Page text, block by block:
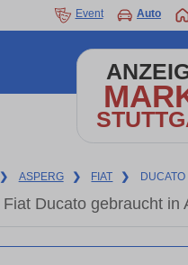
Event Auto
❯ ASPERG ❯ FIAT ❯ DUCATO
Fiat Ducato gebraucht in